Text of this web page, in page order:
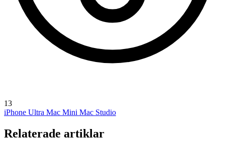
13
iPhone Ultra Mac Mini Mac Studio
Relaterade artiklar